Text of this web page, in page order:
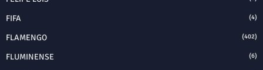
FIFA (4)
FLAMENGO (402)
FLUMINENSE (6)